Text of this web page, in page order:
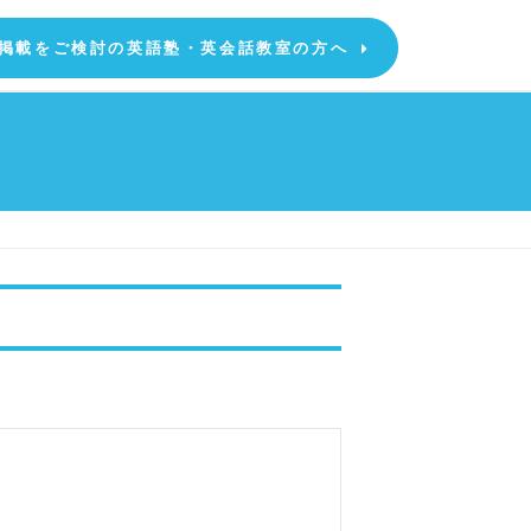
載をご検討の英語塾・英会話教室の方へ